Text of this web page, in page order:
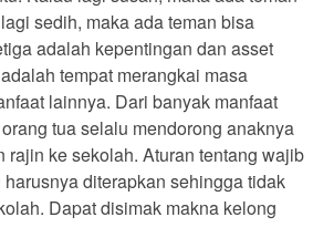
sedih, maka ada teman bisa
adalah kepentingan dan asset
tempat merangkai masa
lainnya. Dari banyak manfaat
tua selalu mendorong anaknya
rajin ke sekolah. Aturan tentang wajib
diterapkan sehingga tidak
Dapat disimak makna kelong